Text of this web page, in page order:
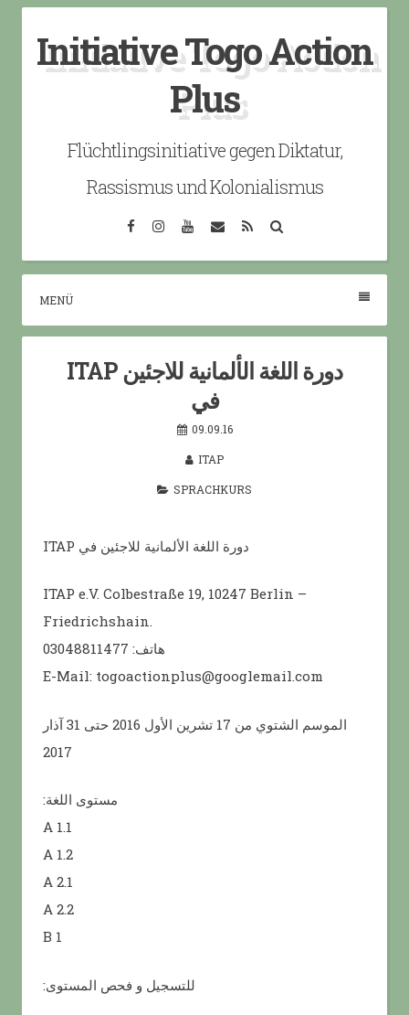
content
Initiative Togo Action
Plus
Flüchtlingsinitiative gegen Diktatur,
Rassismus und Kolonialismus
FacebookInstagramYouTube
EmailRSS
MENÜ
ITAP دورة اللغة الألمانية للاجئين
في
09.09.16
ITAP
SPRACHKURS
ITAP دورة اللغة الألمانية للاجئين في
ITAP e.V. Colbestraße 19, 10247 Berlin –
Friedrichshain.
هاتف: 03048811477
E-Mail: togoactionplus@googlemail.com
الموسم الشتوي من 17 تشرين الأول 2016 حتى 31 آذار
2017
:مستوى اللغة
A 1.1
A 1.2
A 2.1
A 2.2
B 1
:للتسجيل و فحص المستوى